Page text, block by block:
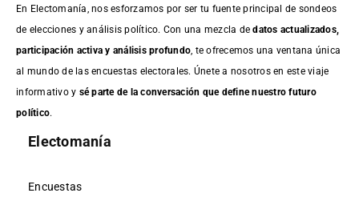
En Electomanía, nos esforzamos por ser tu fuente principal de sondeos
de elecciones y análisis político. Con una mezcla dedatos actualizados,
participación activa y análisis profundo , te ofrecemos una ventana única
al mundo de las encuestas electorales. Únete a nosotros en este viaje
informativo y sé parte de la conversación que define nuestro futuro
político.
Electomanía
Encuestas